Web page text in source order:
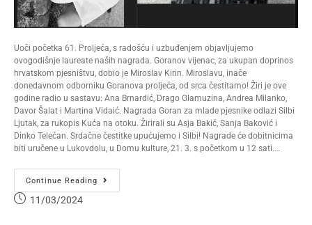
Uoči početka 61. Proljeća, s radošću i uzbuđenjem objavljujemo
ovogodišnje laureate naših nagrada. Goranov vijenac, za ukupan doprinos
hrvatskom pjesništvu, dobio je Miroslav Kirin. Miroslavu, inače
donedavnom odborniku Goranova proljeća, od srca čestitamo! Žiri je ove
godine radio u sastavu: Ana Brnardić, Drago Glamuzina, Andrea Milanko,
Davor Šalat i Martina Vidaić. Nagrada Goran za mlade pjesnike odlazi Silbi
Ljutak, za rukopis Kuća na otoku. Žirirali su Asja Bakić, Sanja Baković i
Dinko Telećan. Srdačne čestitke upućujemo i Silbi! Nagrade će dobitnicima
biti uručene u Lukovdolu, u Domu kulture, 21. 3. s početkom u 12 sati.…
Continue Reading
11/03/2024